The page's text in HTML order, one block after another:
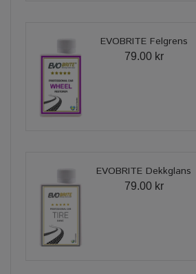
EVOBRITE Felgrens
79.00 kr
EVOBRITE Dekkglans
79.00 kr